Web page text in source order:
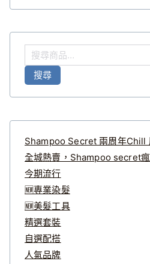
搜
尋
搜尋
Shampoo Secret 兩周年Chill
全城熱賣，Shampoo secret瘋
今期流行
🆕專業染髮
🆕美髮工具
精選套裝
自選配搭
人氣品牌